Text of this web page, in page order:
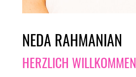
NEDA RAHMANIAN
HERZLICH WILLKOMMEN